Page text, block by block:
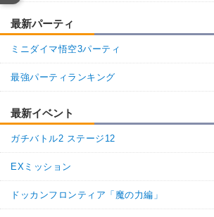
最新パーティ
ミニダイマ悟空3パーティ
最強パーティランキング
最新イベント
ガチバトル2 ステージ12
EXミッション
ドッカンフロンティア「魔の力編」